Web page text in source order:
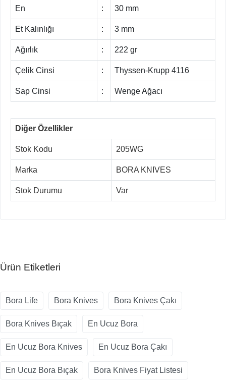
En : 30 mm
Et Kalınlığı : 3 mm
Ağırlık : 222 gr
Çelik Cinsi : Thyssen-Krupp 4116
Sap Cinsi : Wenge Ağacı
Diğer Özellikler
Stok Kodu 205WG
Marka BORA KNIVES
Stok Durumu Var
Ürün Etiketleri
Bora Life Bora Knives Bora Knives Çakı
Bora Knives Bıçak En Ucuz Bora
En Ucuz Bora Knives En Ucuz Bora Çakı
En Ucuz Bora Bıçak Bora Knives Fiyat Listesi